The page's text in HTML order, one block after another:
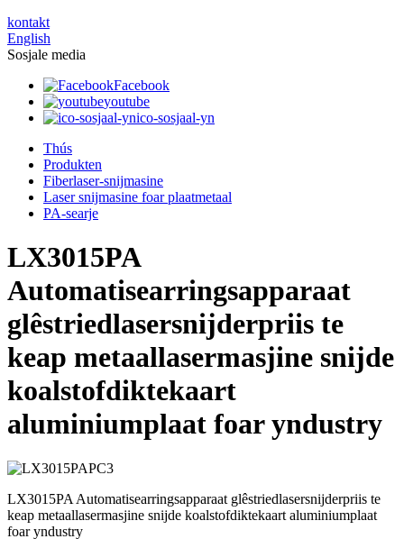
kontakt
English
Sosjale media
Facebook
youtube
ico-sosjaal-yn
Thús
Produkten
Fiberlaser-snijmasine
Laser snijmasine foar plaatmetaal
PA-searje
LX3015PA
Automatisearringsapparaat
glêstriedlasersnijderpriis te
keap metaallasermasjine snijde
koalstofdiktekaart
aluminiumplaat foar yndustry
LX3015PA Automatisearringsapparaat glêstriedlasersnijderpriis te
keap metaallasermasjine snijde koalstofdiktekaart aluminiumplaat
foar yndustry